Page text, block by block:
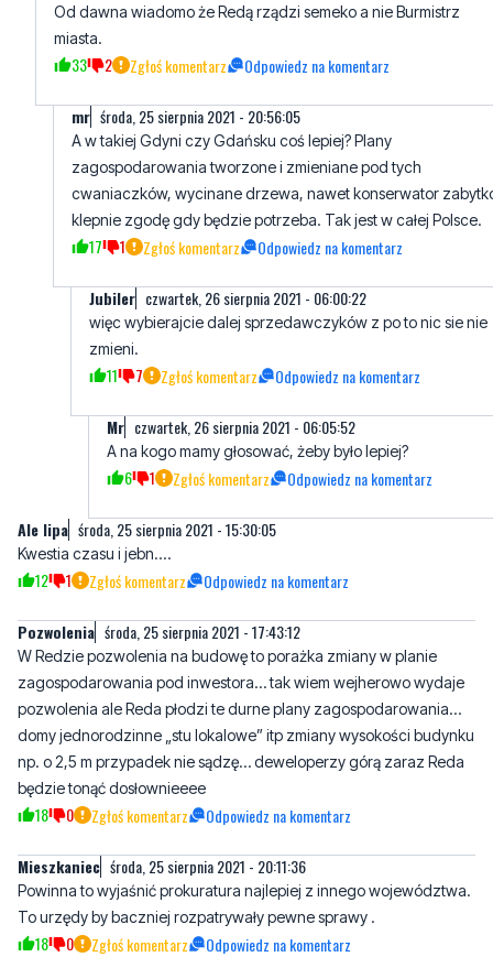
8 2 Zgłoś komentarz Odpowiedz na komentarz
obserwator środa, 25 sierpnia 2021 - 16:41:51
miasta.
33 2 Zgłoś komentarz Odpowiedz na komentarz
mr środa, 25 sierpnia 2021 - 20:56:05
A w takiej Gdyni czy Gdańsku coś lepiej? Plany
zagospodarowania tworzone i zmieniane pod tych
klepnie zgodę gdy będzie potrzeba. Tak jest w całej Polsce.
17 1 Zgłoś komentarz Odpowiedz na komentarz
Jubiler czwartek, 26 sierpnia 2021 - 06:00:22
zmieni.
11 7 Zgłoś komentarz Odpowiedz na komentarz
A na kogo mamy głosować, żeby było lepiej?
6 1
Kwestia czasu i jebn....
12 1 Zgłoś komentarz Odpowiedz na komentarz
Pozwolenia środa, 25 sierpnia 2021 - 17:43:12
W Redzie pozwolenia na budowę to porażka zmiany w planie
zagospodarowania pod inwestora… tak wiem wejherowo wydaje
pozwolenia ale Reda płodzi te durne plany zagospodarowania…
domy jednorodzinne „stu lokalowe” itp zmiany wysokości budynku
będzie tonąć dosłownieeee
18 0 Zgłoś komentarz Odpowiedz na komentarz
Mieszkaniec środa, 25 sierpnia 2021 - 20:11:36